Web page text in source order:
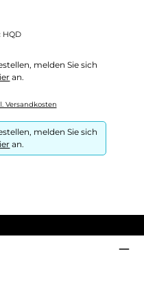
HQD
melden Sie sich
an.
Versandkosten
melden Sie sich
an.